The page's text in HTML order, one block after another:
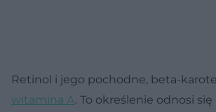
Retinol i jego pochodne, beta-
witamina A. To określenie odnosi